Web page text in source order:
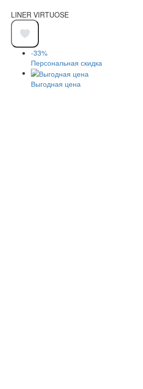
LINER VIRTUOSE
-33%
Персональная скидка
Выгодная цена